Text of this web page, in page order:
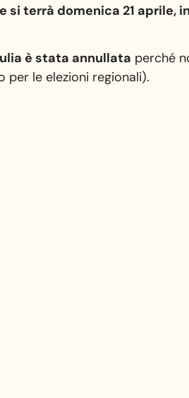
terrà domenica 21 aprile,
è stata annullata perché
le elezioni regionali).